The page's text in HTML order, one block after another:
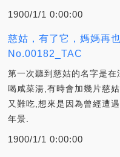
1900/1/1 0:00:00
慈姑，有了它，媽媽再
No.00182_TAC
第一次聽到慈姑的名字是
喝咸菜湯,有時會加幾片慈
又難吃,想來是因為曾經遭
年景.
1900/1/1 0:00:00